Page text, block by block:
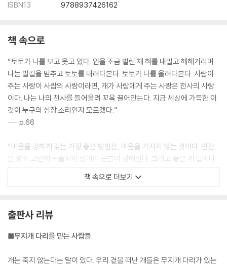
ISBN13
9788937426162
책 속으로
“토토가 나를 보고 웃고 있다. 입을 조금 벌린 채 혀를 내밀고 헤헤거리며.
나는 발길을 멈추고 토토를 내려다본다. 토토가 나를 올려다본다. 사람이
주는 사랑이 사람의 사랑이라면, 개가 사람에게 주는 사랑은 천사의 사랑
이다. 나는 나의 천사를 들어올려 꼬옥 끌어안는다. 지금 세상에 가득한 이
것이 누구의 심장 소리인지 모르겠다.”
--- p.66
“마음을 강하게 갖는 가장 좋은 방법은, 마음을 가지지 않는 것이다. 인간
은 평소 고난에 노출되어 있어야 근본이 강해진다. 그리고 좋은 게 얼마나
좋은 건지 알게 된다. 인간은 ‘하는 것’으로 혁명을 이루지만, ‘안 하는 것’으
“죽음은 삶보다 위대하지 않다. 죽음을 위대하게 하는 것은 그의 삶이다.
죽어서도 살아 있는 사람들이 있다. 그러나 이런 것들보다 천만 배 더 중요
--- p.80
책 속으로 더보기
출판사 리뷰
■무지개 다리를 믿는 사람들
개는 죽지 않는다는 말이 있다. 우리 곁을 떠난 개들은 무지개 다리가 있는